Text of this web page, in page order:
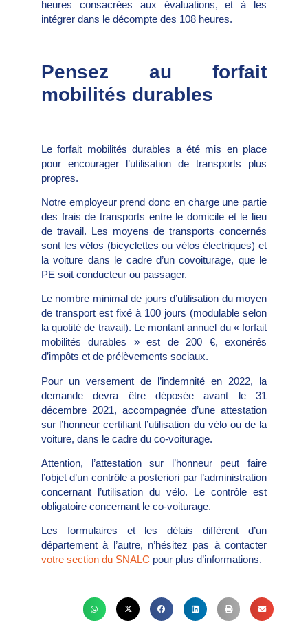
heures consacrées aux évaluations, et à les
intégrer dans le décompte des 108 heures.
Pensez au forfait
mobilités durables
Le forfait mobilités durables a été mis en place
pour encourager l’utilisation de transports plus
propres.
Notre employeur prend donc en charge une partie
des frais de transports entre le domicile et le lieu
de travail. Les moyens de transports concernés
sont les vélos (bicyclettes ou vélos électriques) et
la voiture dans le cadre d’un covoiturage, que le
PE soit conducteur ou passager.
Le nombre minimal de jours d’utilisation du moyen
de transport est fixé à 100 jours (modulable selon
la quotité de travail). Le montant annuel du « forfait
mobilités durables » est de 200 €, exonérés
d’impôts et de prélèvements sociaux.
Pour un versement de l’indemnité en 2022, la
demande devra être déposée avant le 31
décembre 2021, accompagnée d’une attestation
sur l’honneur certifiant l’utilisation du vélo ou de la
voiture, dans le cadre du co-voiturage.
Attention, l’attestation sur l’honneur peut faire
l’objet d’un contrôle a posteriori par l’administration
concernant l’utilisation du vélo. Le contrôle est
obligatoire concernant le co-voiturage.
Les formulaires et les délais diffèrent d’un
département à l’autre, n’hésitez pas à contacter
votre section du SNALC pour plus d’informations.